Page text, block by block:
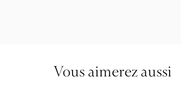
Vous aimerez aussi